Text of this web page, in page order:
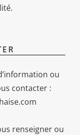
ou
contacter :
renseigner ou